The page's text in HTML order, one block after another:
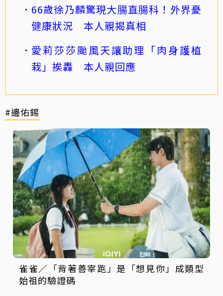
66歲徐乃麟驚現大腸直腸科！外界憂
健康狀況 本人親揭真相
愛莉莎莎颱風天讓助理「肉身護植
栽」挨轟 本人親回應
#邊佑錫
雀雀／「背著善宰跑」是「想見你」成類型
始祖的驗證碼